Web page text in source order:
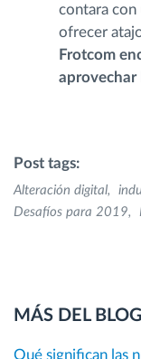
contara con
ofrecer
Frotcom
aprovechar
Post tags:
Alteración digital
Desafíos para 2019
MÁS DEL BLOG
Qué significan las